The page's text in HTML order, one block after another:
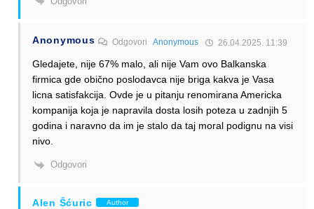
Anonymous OdgovoriAnonymous 26.04.2025. 11:39
Gledajete, nije 67% malo, ali nije Vam ovo Balkanska
firmica gde obično poslodavca nije briga kakva je Vasa
licna satisfakcija. Ovde je u pitanju renomirana Americka
kompanija koja je napravila dosta losih poteza u zadnjih 5
godina i naravno da im je stalo da taj moral podignu na visi
nivo.
Odgovori
Alen Šćuric Author